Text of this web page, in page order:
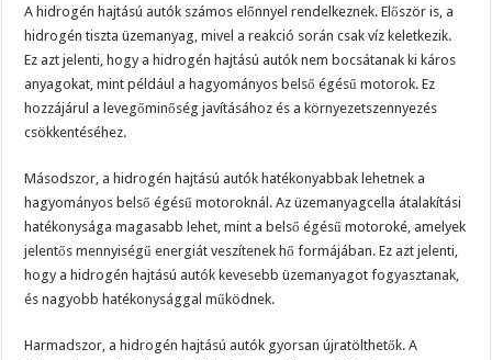
A hidrogén hajtású autók számos előnnyel rendelkeznek. Először is, a
hidrogén tiszta üzemanyag, mivel a reakció során csak víz keletkezik.
Ez azt jelenti, hogy a hidrogén hajtású autók nem bocsátanak ki káros
anyagokat, mint például a hagyományos belső égésű motorok. Ez
hozzájárul a levegőminőség javításához és a környezetszennyezés
csökkentéséhez.
Másodszor, a hidrogén hajtású autók hatékonyabbak lehetnek a
hagyományos belső égésű motoroknál. Az üzemanyagcella átalakítási
hatékonysága magasabb lehet, mint a belső égésű motoroké, amelyek
jelentős mennyiségű energiát veszítenek hő formájában. Ez azt jelenti,
hogy a hidrogén hajtású autók kevesebb üzemanyagot fogyasztanak,
és nagyobb hatékonysággal működnek.
Harmadszor, a hidrogén hajtású autók gyorsan újratölthetők. A